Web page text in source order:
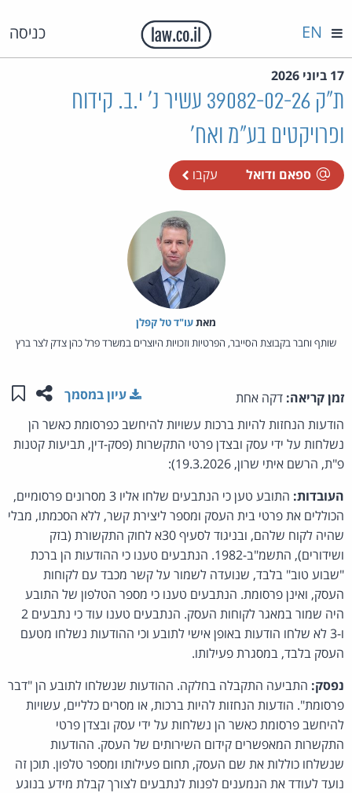
כניסה EN
17 ביוני 2026
ת"ק 39082-02-26 עשיר נ' י.ב. קידוח
ופרויקטים בע"מ ואח'
ספאם ודואל עקבו
מאת‏עו"ד טל קפלן
שותף וחבר בקבוצת הסייבר, הפרטיות וזכויות היוצרים במשרד פרל כהן צדק לצר ברץ
זמן קריאה: דקה אחת שתפו
עיון במסמך
הודעות הנחזות להיות ברכות עשויות להיחשב כפרסומת כאשר הן
נשלחות על ידי עסק ובצדן פרטי התקשרות (פסק-דין, תביעות קטנות
פ"ת, הרשם איתי שרון, 19.3.2026):
העובדות:
התובע טען כי הנתבעים שלחו אליו 3 מסרונים פרסומיים,
הכוללים את פרטי בית העסק ומספר ליצירת קשר, ללא הסכמתו, מבלי
שהיה לקוח שלהם, ובניגוד לסעיף 30א לחוק התקשורת (בזק
ושידורים), התשמ"ב-1982. הנתבעים טענו כי ההודעות הן ברכת
"שבוע טוב" בלבד, שנועדה לשמור על קשר מכבד עם לקוחות
העסק, ואינן פרסומת. הנתבעים טענו כי מספר הטלפון של התובע
היה שמור במאגר לקוחות העסק. הנתבעים טענו עוד כי נתבעים 2
ו-3 לא שלחו הודעות באופן אישי לתובע וכי ההודעות נשלחו מטעם
העסק בלבד, במסגרת פעילותו.
נפסק: התביעה התקבלה בחלקה. ההודעות שנשלחו לתובע הן "דבר
פרסומת". הודעות הנחזות להיות ברכות, או מסרים כלליים, עשויות
להיחשב פרסומת כאשר הן נשלחות על ידי עסק ובצדן פרטי
התקשרות המאפשרים קידום השירותים של העסק. ההודעות
שנשלחו כוללות את שם העסק, תחום פעילותו ומספר טלפון. תוכן זה
נועד לעודד את הנמענים לפנות לנתבעים לצורך קבלת מידע בנוגע